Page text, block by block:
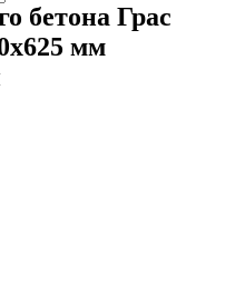
бетона Грас
мм